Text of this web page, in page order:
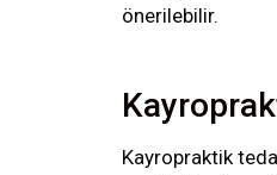
önerilebilir.
Kayropraktik